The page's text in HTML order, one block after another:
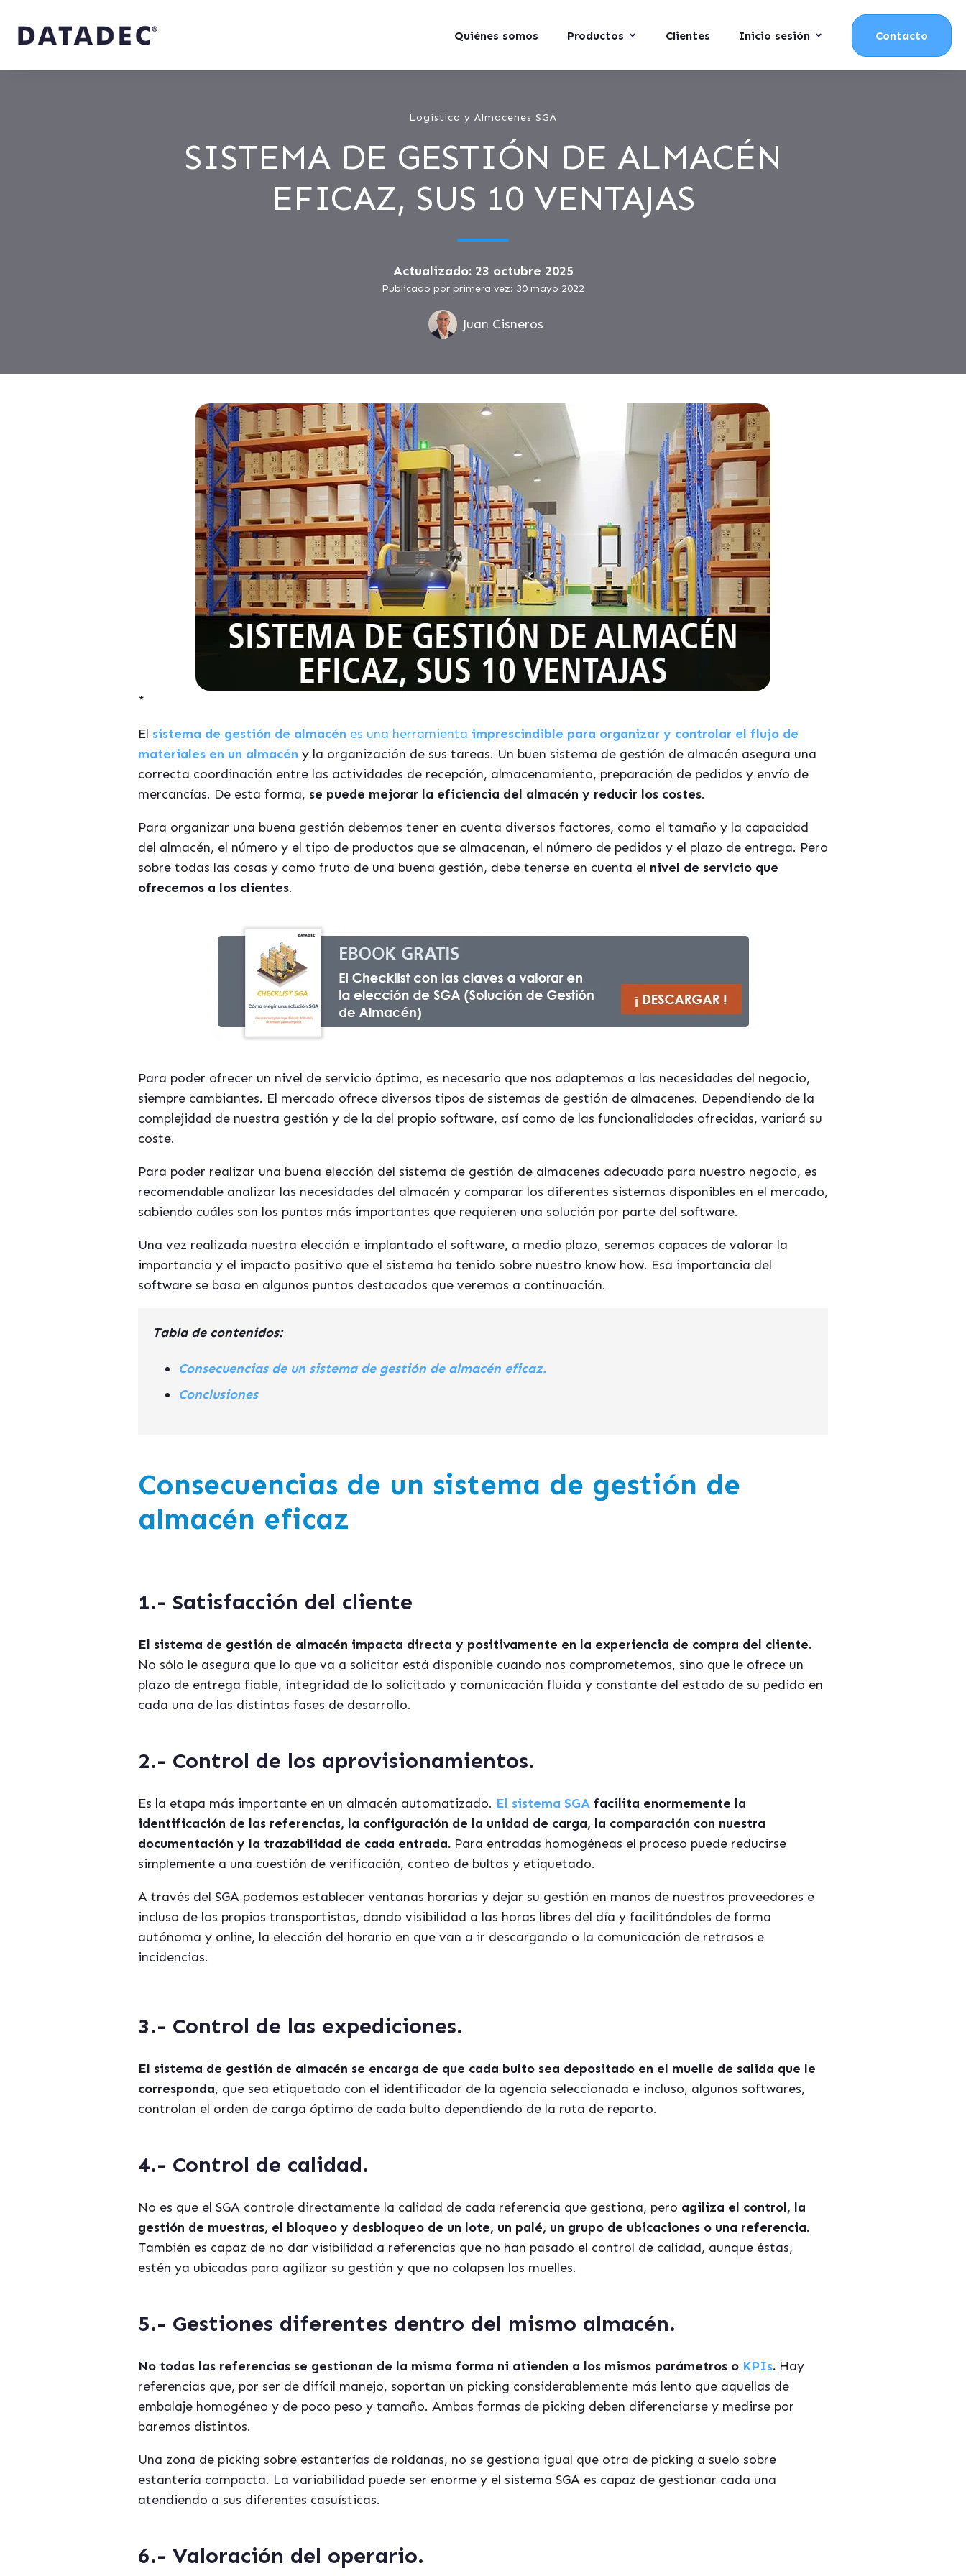
Quiénes somos Productos Clientes Inicio sesión Contacto
Logistica y Almacenes SGA
SISTEMA DE GESTIÓN DE ALMACÉN
EFICAZ, SUS 10 VENTAJAS
Actualizado: 23 octubre 2025
Publicado por primera vez: 30 mayo 2022
Juan Cisneros
*
El sistema de gestión de almacén es una herramienta imprescindible para organizar y controlar el flujo de
materiales en un almacén y la organización de sus tareas. Un buen sistema de gestión de almacén asegura una
correcta coordinación entre las actividades de recepción, almacenamiento, preparación de pedidos y envío de
mercancías. De esta forma, se puede mejorar la eficiencia del almacén y reducir los costes.
Para organizar una buena gestión debemos tener en cuenta diversos factores, como el tamaño y la capacidad
del almacén, el número y el tipo de productos que se almacenan, el número de pedidos y el plazo de entrega. Pero
sobre todas las cosas y como fruto de una buena gestión, debe tenerse en cuenta el nivel de servicio que
ofrecemos a los clientes.
Para poder ofrecer un nivel de servicio óptimo, es necesario que nos adaptemos a las necesidades del negocio,
siempre cambiantes. El mercado ofrece diversos tipos de sistemas de gestión de almacenes. Dependiendo de la
complejidad de nuestra gestión y de la del propio software, así como de las funcionalidades ofrecidas, variará su
coste.
Para poder realizar una buena elección del sistema de gestión de almacenes adecuado para nuestro negocio, es
recomendable analizar las necesidades del almacén y comparar los diferentes sistemas disponibles en el mercado,
sabiendo cuáles son los puntos más importantes que requieren una solución por parte del software.
Una vez realizada nuestra elección e implantado el software, a medio plazo, seremos capaces de valorar la
importancia y el impacto positivo que el sistema ha tenido sobre nuestro know how. Esa importancia del
software se basa en algunos puntos destacados que veremos a continuación.
Tabla de contenidos:
Consecuencias de un sistema de gestión de almacén eficaz.
Conclusiones
Consecuencias de un sistema de gestión de
almacén eficaz
1.- Satisfacción del cliente
El sistema de gestión de almacén impacta directa y positivamente en la experiencia de compra del cliente.
No sólo le asegura que lo que va a solicitar está disponible cuando nos comprometemos, sino que le ofrece un
plazo de entrega fiable, integridad de lo solicitado y comunicación fluida y constante del estado de su pedido en
cada una de las distintas fases de desarrollo.
2.- Control de los aprovisionamientos.
Es la etapa más importante en un almacén automatizado. El sistema SGA facilita enormemente la
identificación de las referencias, la configuración de la unidad de carga, la comparación con nuestra
documentación y la trazabilidad de cada entrada. Para entradas homogéneas el proceso puede reducirse
simplemente a una cuestión de verificación, conteo de bultos y etiquetado.
A través del SGA podemos establecer ventanas horarias y dejar su gestión en manos de nuestros proveedores e
incluso de los propios transportistas, dando visibilidad a las horas libres del día y facilitándoles de forma
autónoma y online, la elección del horario en que van a ir descargando o la comunicación de retrasos e
incidencias.
3.- Control de las expediciones.
El sistema de gestión de almacén se encarga de que cada bulto sea depositado en el muelle de salida que le
corresponda, que sea etiquetado con el identificador de la agencia seleccionada e incluso, algunos softwares,
controlan el orden de carga óptimo de cada bulto dependiendo de la ruta de reparto.
4.- Control de calidad.
No es que el SGA controle directamente la calidad de cada referencia que gestiona, pero agiliza el control, la
gestión de muestras, el bloqueo y desbloqueo de un lote, un palé, un grupo de ubicaciones o una referencia.
También es capaz de no dar visibilidad a referencias que no han pasado el control de calidad, aunque éstas,
estén ya ubicadas para agilizar su gestión y que no colapsen los muelles.
5.- Gestiones diferentes dentro del mismo almacén.
No todas las referencias se gestionan de la misma forma ni atienden a los mismos parámetros o KPIs. Hay
referencias que, por ser de difícil manejo, soportan un picking considerablemente más lento que aquellas de
embalaje homogéneo y de poco peso y tamaño. Ambas formas de picking deben diferenciarse y medirse por
baremos distintos.
Una zona de picking sobre estanterías de roldanas, no se gestiona igual que otra de picking a suelo sobre
estantería compacta. La variabilidad puede ser enorme y el sistema SGA es capaz de gestionar cada una
atendiendo a sus diferentes casuísticas.
6.- Valoración del operario.